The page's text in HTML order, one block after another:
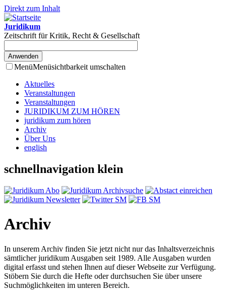
Direkt zum Inhalt
Juridikum
Zeitschrift für Kritik, Recht & Gesellschaft
MenüMenüsichtbarkeit umschalten
Aktuelles
Veranstaltungen
Veranstaltungen
JURIDIKUM ZUM HÖREN
juridikum zum hören
Archiv
Über Uns
english
schnellnavigation klein
Archiv
In unserem Archiv finden Sie jetzt nicht nur das Inhaltsverzeichnis
sämtlicher juridikum Ausgaben seit 1989. Alle Ausgaben wurden
digital erfasst und stehen Ihnen auf dieser Webseite zur Verfügung.
Stöbern Sie durch die Hefte oder durchsuchen Sie über unsere
Suchmöglichkeiten im unteren Bereich.